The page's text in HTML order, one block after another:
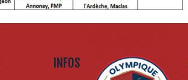
INFOS